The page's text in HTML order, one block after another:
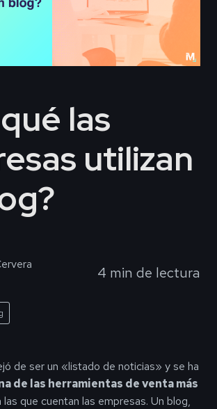
las
utilizan
4 min de lectura
de ser un «listado de noticias» y se ha
de las herramientas de venta más
las que cuentan las empresas. Un blog,